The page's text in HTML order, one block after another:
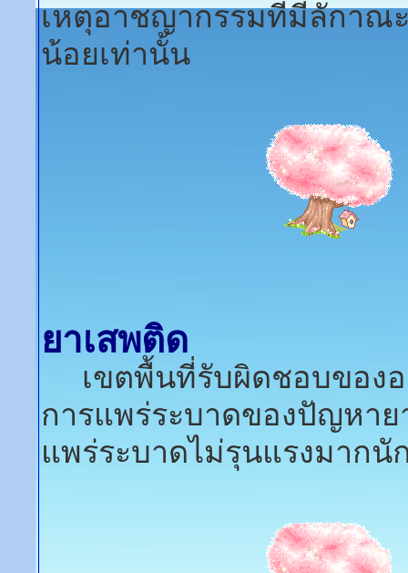
เหตุอาชญากรรมที่มีลักาณะ
น้อยเท่านั้น
ยาเสพติด
เขตพื้นที่รับผิดชอบของอ
การแพร่ระบาดของปัญหา
แพร่ระบาดไม่รุนแรงมากนั